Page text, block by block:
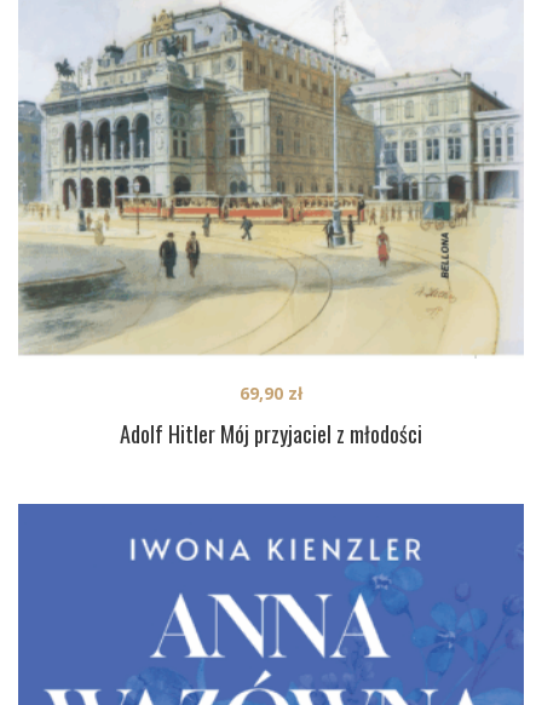
Adolf Hitler Mój przyjaciel z młodości
69,90 zł